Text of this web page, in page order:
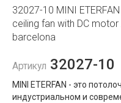
32027-10 MINI
ceiling fan with DC
barcelona
Артикул 32027-10
MINI ETERFAN - это
индустриальном и